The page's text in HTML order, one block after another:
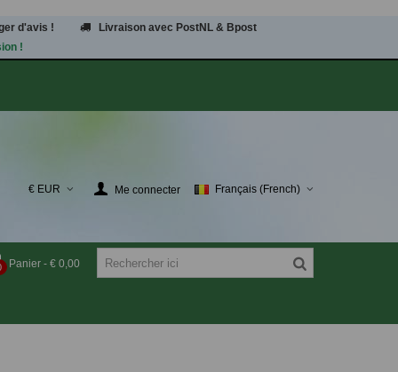
d'avis !
Livraison avec PostNL & Bpost
!
€ EUR Me connecter Français (French)
Panier - € 0,00